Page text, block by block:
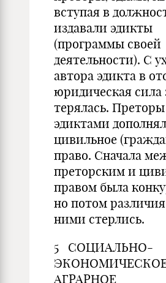
вступая в
издавали эдикты
(программы своей
деятельности). С
автора эдикта в
юридическая сила
терялась.
эдиктами
цивильное
право. Сначала
преторским и
правом была
но потом
ними стерлись.
5 СОЦИАЛЬНО-
АГРАРНОЕ